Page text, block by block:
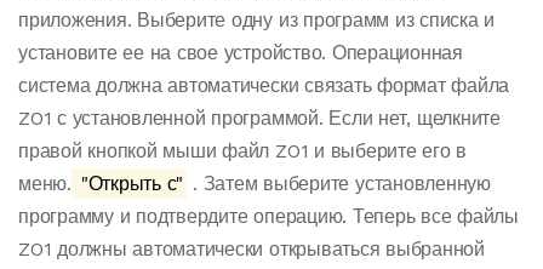
приложения. Выберите одну из программ из списка и
установите ее на свое устройство. Операционная
система должна автоматически связать формат файла
ZO1 с установленной программой. Если нет, щелкните
правой кнопкой мыши файл ZO1 и выберите его в
меню. "Открыть с" . Затем выберите установленную
программу и подтвердите операцию. Теперь все файлы
ZO1 должны автоматически открываться выбранной